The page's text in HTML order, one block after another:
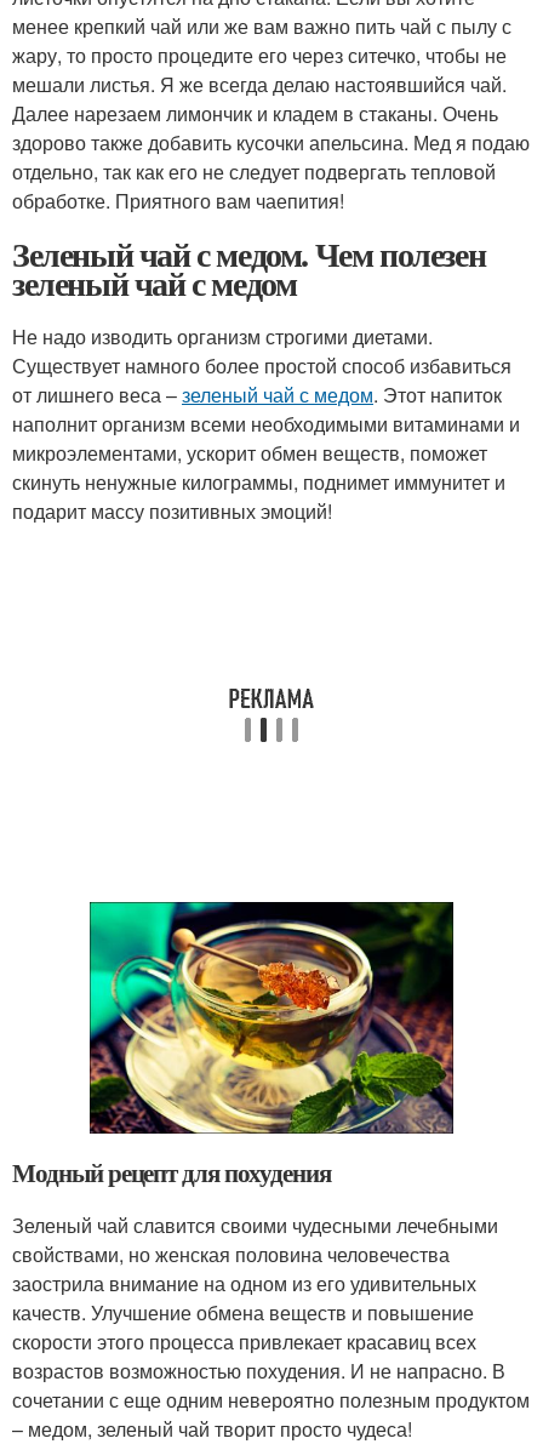
менее крепкий чай или же вам важно пить чай с пылу с
жару, то просто процедите его через ситечко, чтобы не
мешали листья. Я же всегда делаю настоявшийся чай.
Далее нарезаем лимончик и кладем в стаканы. Очень
здорово также добавить кусочки апельсина. Мед я подаю
отдельно, так как его не следует подвергать тепловой
обработке. Приятного вам чаепития!
Зеленый чай с медом. Чем полезен
зеленый чай с медом
Не надо изводить организм строгими диетами.
Существует намного более простой способ избавиться
от лишнего веса –зеленый чай с медом. Этот напиток
наполнит организм всеми необходимыми витаминами и
микроэлементами, ускорит обмен веществ, поможет
скинуть ненужные килограммы, поднимет иммунитет и
подарит массу позитивных эмоций!
Модный рецепт для похудения
Зеленый чай славится своими чудесными лечебными
свойствами, но женская половина человечества
заострила внимание на одном из его удивительных
качеств. Улучшение обмена веществ и повышение
скорости этого процесса привлекает красавиц всех
возрастов возможностью похудения. И не напрасно. В
сочетании с еще одним невероятно полезным продуктом
– медом, зеленый чай творит просто чудеса!